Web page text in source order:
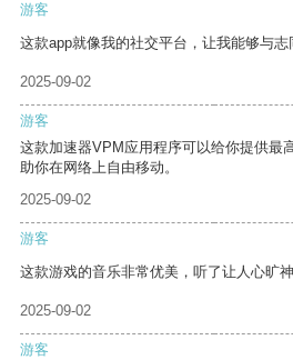
游客
这款app就像我的社交平台，让我能够与志
2025-09-02
游客
这款加速器VPM应用程序可以给你提供最
助你在网络上自由移动。
2025-09-02
游客
这款游戏的音乐非常优美，听了让人心旷神
2025-09-02
游客